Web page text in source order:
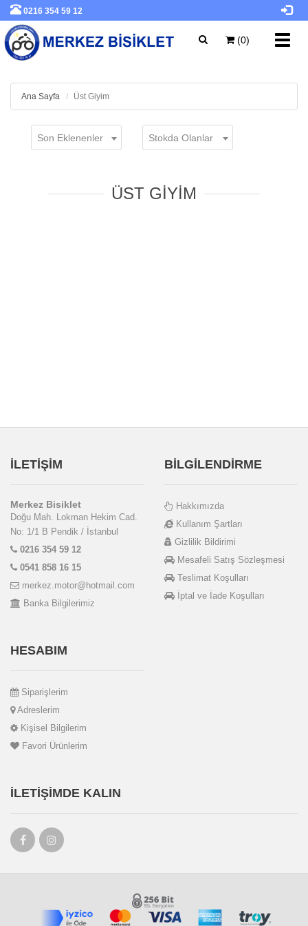
0216 354 59 12
(0)
Ana Sayfa Üst Giyim
Son Eklenenler Stokda Olanlar
ÜST GIYIM
İLETİŞİM
Merkez Bisiklet
Doğu Mah. Lokman Hekim Cad.
No: 1/1 B Pendik / İstanbul
0216 354 59 12
0541 858 16 15
merkez.motor@hotmail.com
Banka Bilgilerimiz
BİLGİLENDİRME
Hakkımızda
Kullanım Şartları
Gizlilik Bildirimi
Mesafeli Satış Sözleşmesi
Teslimat Koşulları
İptal ve İade Koşulları
HESABIM
Siparişlerim
Adreslerim
Kişisel Bilgilerim
Favori Ürünlerim
İLETIŞIMDE KALIN